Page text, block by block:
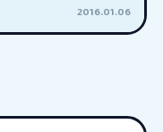
2016.01.06